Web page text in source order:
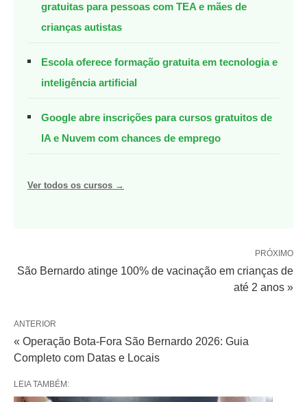
gratuitas para pessoas com TEA e mães de
crianças autistas
Escola oferece formação gratuita em tecnologia e
inteligência artificial
Google abre inscrições para cursos gratuitos de
IA e Nuvem com chances de emprego
Ver todos os cursos →
PRÓXIMO
São Bernardo atinge 100% de vacinação em crianças de
até 2 anos »
ANTERIOR
« Operação Bota-Fora São Bernardo 2026: Guia
Completo com Datas e Locais
LEIA TAMBÉM: